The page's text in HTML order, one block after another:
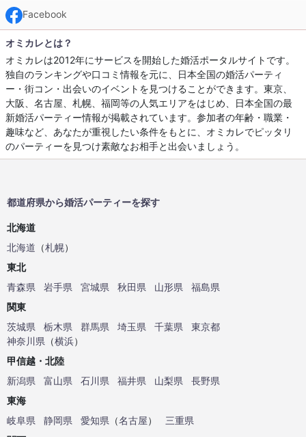
Facebook
オミカレとは？
オミカレは2012年にサービスを開始した婚活ポータルサイトです。
独自のランキングや口コミ情報を元に、日本全国の婚活パーティ
ー・街コン・出会いのイベントを見つけることができます。東京、
大阪、名古屋、札幌、福岡等の人気エリアをはじめ、日本全国の最
新婚活パーティー情報が掲載されています。参加者の年齢・職業・
趣味など、あなたが重視したい条件をもとに、オミカレでピッタリ
のパーティーを見つけ素敵なお相手と出会いましょう。
都道府県から婚活パーティーを探す
北海道
北海道 （札幌）
東北
青森県
岩手県 宮城県 秋田県 山形県
福島県
関東
茨城県
栃木県 群馬県 埼玉県 千葉県
東京都
神奈川県 （横浜）
甲信越・北陸
新潟県
富山県 石川県 福井県 山梨県
長野県
東海
岐阜県
静岡県 愛知県 （名古屋）
三重県